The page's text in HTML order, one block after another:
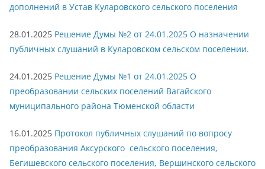
дополнений в Устав Куларовского сельского поселения
28.01.2025 Решение Думы №2 от 24.01.2025 О назначении
публичных слушаний в Куларовском сельском поселении.
24.01.2025 Решение Думы №1 от 24.01.2025 О
преобразовании сельских поселений Вагайского
муниципального района Тюменской области
16.01.2025 Протокол публичных слушаний по вопросу
преобразования Аксурского сельского поселения,
Бегишевского сельского поселения, Вершинского сельского